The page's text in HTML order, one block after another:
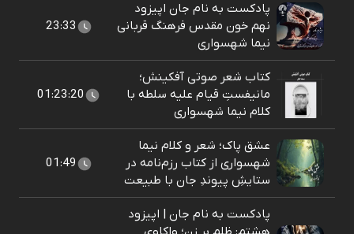
پادکست به نام جان اپیزود
نهم خون مقدس فرهنگ قربانی
نیما شهسواری
23:33
کتاب شعر صوتی آفکینش؛
مانیفستِ قیام علیه سلطه با
کلام نیما شهسواری
01:23:20
عشق پاک؛ شعر و کلام نیما
شهسواری از کتاب رزم‌نامه در
ستایشِ پیوندِ جان با طبیعت
01:49
پادکست به نام جان | اپیزود